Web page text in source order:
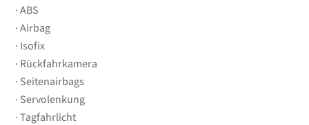
ABS
Airbag
Isofix
Rückfahrkamera
Seitenairbags
Servolenkung
Tagfahrlicht